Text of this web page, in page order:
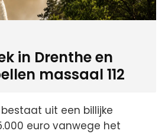
in Drenthe en
massaal 112
uit een billijke
euro vanwege het